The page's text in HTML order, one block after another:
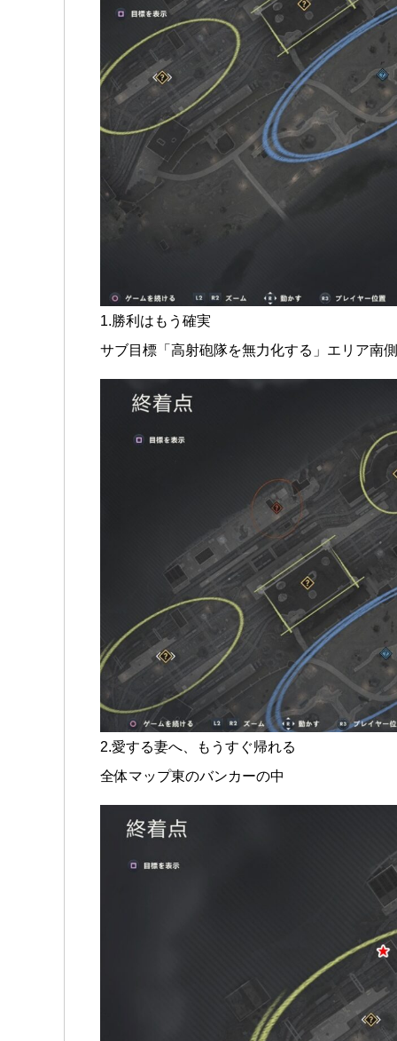
1.勝利はもう確実
サブ目標「高射砲隊を無力化する」エリア南
2.愛する妻へ、もうすぐ帰れる
全体マップ東のバンカーの中